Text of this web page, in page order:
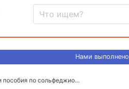
Нами выполнено
пособия по сольфеджио…